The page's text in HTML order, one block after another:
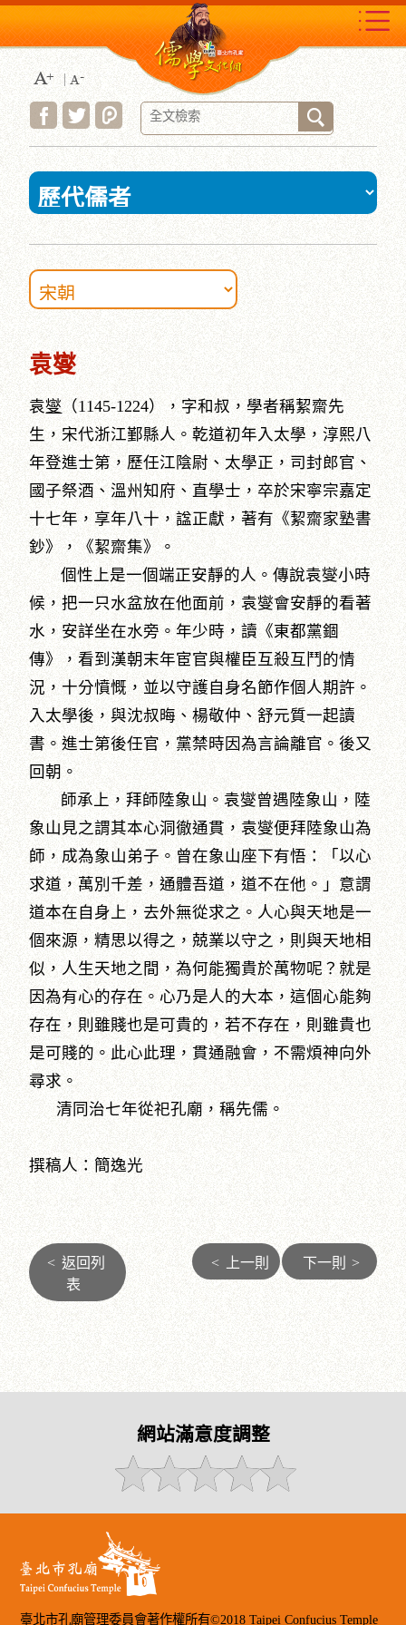
到
主
要
內
容
區
塊
:::
袁燮
袁燮（1145-1224），字和叔，學者稱絜齋先
生，宋代浙江鄞縣人。乾道初年入太學，淳熙八
年登進士第，歷任江陰尉、太學正，司封郎官、
國子祭酒、溫州知府、直學士，卒於宋寧宗嘉定
十七年，享年八十，諡正獻，著有《絜齋家塾書
鈔》，《絜齋集》。
個性上是一個端正安靜的人。傳說袁燮小時
候，把一只水盆放在他面前，袁燮會安靜的看著
水，安詳坐在水旁。年少時，讀《東都黨錮
傳》，看到漢朝末年宦官與權臣互殺互鬥的情
況，十分憤慨，並以守護自身名節作個人期許。
入太學後，與沈叔晦、楊敬仲、舒元質一起讀
書。進士第後任官，黨禁時因為言論離官。後又
回朝。
師承上，拜師陸象山。袁燮曾遇陸象山，陸
象山見之謂其本心洞徹通貫，袁燮便拜陸象山為
師，成為象山弟子。曾在象山座下有悟：「以心
求道，萬別千差，通體吾道，道不在他。」意謂
道本在自身上，去外無從求之。人心與天地是一
個來源，精思以得之，兢業以守之，則與天地相
似，人生天地之間，為何能獨貴於萬物呢？就是
因為有心的存在。心乃是人的大本，這個心能夠
存在，則雖賤也是可貴的，若不存在，則雖貴也
是可賤的。此心此理，貫通融會，不需煩神向外
尋求。
清同治七年從祀孔廟，稱先儒。
撰稿人：簡逸光
< 返回列
表
< 上一則 下一則 >
網站滿意度調整
臺北市孔廟管理委員會著作權所有©2018 Taipei Confucius Temple